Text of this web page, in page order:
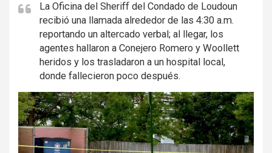
La Oficina del Sheriff del Condado de Loudoun
recibió una llamada alrededor de las 4:30 a.m.
reportando un altercado verbal; al llegar, los
agentes hallaron a Conejero Romero y Woollett
heridos y los trasladaron a un hospital local,
donde fallecieron poco después.